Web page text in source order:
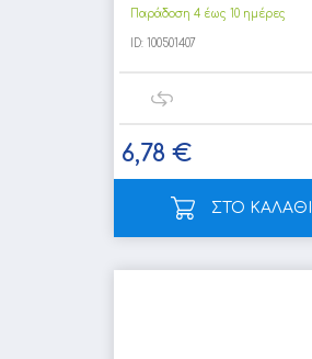
Παράδοση 4 έως 10 ημέρες
ID: 100501407
6,78 €
ΣΤΟ ΚΑΛΑΘΙ